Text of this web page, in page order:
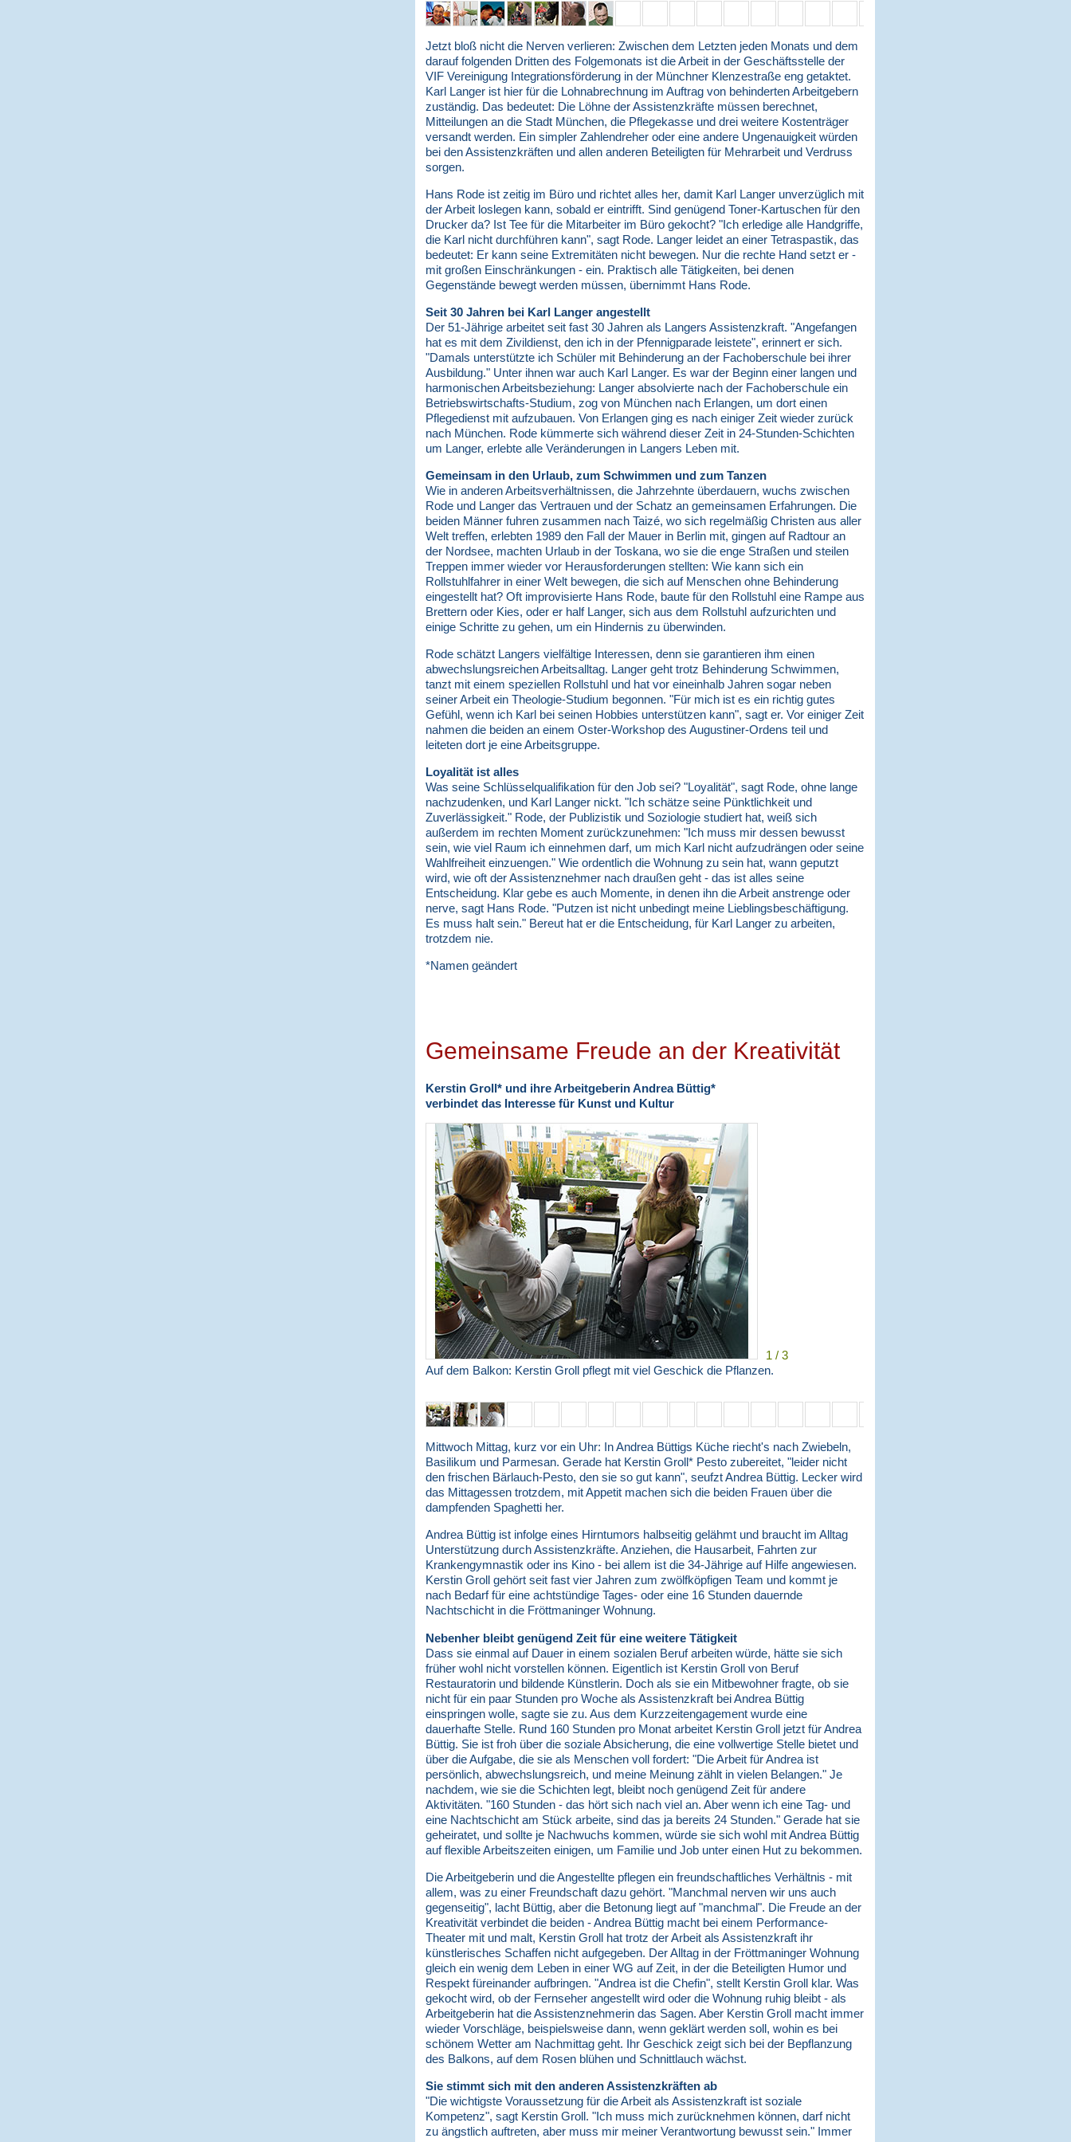
Jetzt bloß nicht die Nerven verlieren: Zwischen dem Letzten jeden Monats und dem
darauf folgenden Dritten des Folgemonats ist die Arbeit in der Geschäftsstelle der
VIF Vereinigung Integrationsförderung in der Münchner Klenzestraße eng getaktet.
Karl Langer ist hier für die Lohnabrechnung im Auftrag von behinderten Arbeitgebern
zuständig. Das bedeutet: Die Löhne der Assistenzkräfte müssen berechnet,
Mitteilungen an die Stadt München, die Pflegekasse und drei weitere Kostenträger
versandt werden. Ein simpler Zahlendreher oder eine andere Ungenauigkeit würden
bei den Assistenzkräften und allen anderen Beteiligten für Mehrarbeit und Verdruss
sorgen.
Hans Rode ist zeitig im Büro und richtet alles her, damit Karl Langer unverzüglich mit
der Arbeit loslegen kann, sobald er eintrifft. Sind genügend Toner-Kartuschen für den
Drucker da? Ist Tee für die Mitarbeiter im Büro gekocht? "Ich erledige alle Handgriffe,
die Karl nicht durchführen kann", sagt Rode. Langer leidet an einer Tetraspastik, das
bedeutet: Er kann seine Extremitäten nicht bewegen. Nur die rechte Hand setzt er -
mit großen Einschränkungen - ein. Praktisch alle Tätigkeiten, bei denen
Gegenstände bewegt werden müssen, übernimmt Hans Rode.
Seit 30 Jahren bei Karl Langer angestellt
Der 51-Jährige arbeitet seit fast 30 Jahren als Langers Assistenzkraft. "Angefangen
hat es mit dem Zivildienst, den ich in der Pfennigparade leistete", erinnert er sich.
"Damals unterstützte ich Schüler mit Behinderung an der Fachoberschule bei ihrer
Ausbildung." Unter ihnen war auch Karl Langer. Es war der Beginn einer langen und
harmonischen Arbeitsbeziehung: Langer absolvierte nach der Fachoberschule ein
Betriebswirtschafts-Studium, zog von München nach Erlangen, um dort einen
Pflegedienst mit aufzubauen. Von Erlangen ging es nach einiger Zeit wieder zurück
nach München. Rode kümmerte sich während dieser Zeit in 24-Stunden-Schichten
um Langer, erlebte alle Veränderungen in Langers Leben mit.
Gemeinsam in den Urlaub, zum Schwimmen und zum Tanzen
Wie in anderen Arbeitsverhältnissen, die Jahrzehnte überdauern, wuchs zwischen
Rode und Langer das Vertrauen und der Schatz an gemeinsamen Erfahrungen. Die
beiden Männer fuhren zusammen nach Taizé, wo sich regelmäßig Christen aus aller
Welt treffen, erlebten 1989 den Fall der Mauer in Berlin mit, gingen auf Radtour an
der Nordsee, machten Urlaub in der Toskana, wo sie die enge Straßen und steilen
Treppen immer wieder vor Herausforderungen stellten: Wie kann sich ein
Rollstuhlfahrer in einer Welt bewegen, die sich auf Menschen ohne Behinderung
eingestellt hat? Oft improvisierte Hans Rode, baute für den Rollstuhl eine Rampe aus
Brettern oder Kies, oder er half Langer, sich aus dem Rollstuhl aufzurichten und
einige Schritte zu gehen, um ein Hindernis zu überwinden.
Rode schätzt Langers vielfältige Interessen, denn sie garantieren ihm einen
abwechslungsreichen Arbeitsalltag. Langer geht trotz Behinderung Schwimmen,
tanzt mit einem speziellen Rollstuhl und hat vor eineinhalb Jahren sogar neben
seiner Arbeit ein Theologie-Studium begonnen. "Für mich ist es ein richtig gutes
Gefühl, wenn ich Karl bei seinen Hobbies unterstützen kann", sagt er. Vor einiger Zeit
nahmen die beiden an einem Oster-Workshop des Augustiner-Ordens teil und
leiteten dort je eine Arbeitsgruppe.
Loyalität ist alles
Was seine Schlüsselqualifikation für den Job sei? "Loyalität", sagt Rode, ohne lange
nachzudenken, und Karl Langer nickt. "Ich schätze seine Pünktlichkeit und
Zuverlässigkeit." Rode, der Publizistik und Soziologie studiert hat, weiß sich
außerdem im rechten Moment zurückzunehmen: "Ich muss mir dessen bewusst
sein, wie viel Raum ich einnehmen darf, um mich Karl nicht aufzudrängen oder seine
Wahlfreiheit einzuengen." Wie ordentlich die Wohnung zu sein hat, wann geputzt
wird, wie oft der Assistenznehmer nach draußen geht - das ist alles seine
Entscheidung. Klar gebe es auch Momente, in denen ihn die Arbeit anstrenge oder
nerve, sagt Hans Rode. "Putzen ist nicht unbedingt meine Lieblingsbeschäftigung.
Es muss halt sein." Bereut hat er die Entscheidung, für Karl Langer zu arbeiten,
trotzdem nie.
*Namen geändert
Gemeinsame Freude an der Kreativität
Kerstin Groll* und ihre Arbeitgeberin Andrea Büttig*
verbindet das Interesse für Kunst und Kultur
1 / 3
Auf dem Balkon: Kerstin Groll pflegt mit viel Geschick die Pflanzen.
Mittwoch Mittag, kurz vor ein Uhr: In Andrea Büttigs Küche riecht's nach Zwiebeln,
Basilikum und Parmesan. Gerade hat Kerstin Groll* Pesto zubereitet, "leider nicht
den frischen Bärlauch-Pesto, den sie so gut kann", seufzt Andrea Büttig. Lecker wird
das Mittagessen trotzdem, mit Appetit machen sich die beiden Frauen über die
dampfenden Spaghetti her.
Andrea Büttig ist infolge eines Hirntumors halbseitig gelähmt und braucht im Alltag
Unterstützung durch Assistenzkräfte. Anziehen, die Hausarbeit, Fahrten zur
Krankengymnastik oder ins Kino - bei allem ist die 34-Jährige auf Hilfe angewiesen.
Kerstin Groll gehört seit fast vier Jahren zum zwölfköpfigen Team und kommt je
nach Bedarf für eine achtstündige Tages- oder eine 16 Stunden dauernde
Nachtschicht in die Fröttmaninger Wohnung.
Nebenher bleibt genügend Zeit für eine weitere Tätigkeit
Dass sie einmal auf Dauer in einem sozialen Beruf arbeiten würde, hätte sie sich
früher wohl nicht vorstellen können. Eigentlich ist Kerstin Groll von Beruf
Restauratorin und bildende Künstlerin. Doch als sie ein Mitbewohner fragte, ob sie
nicht für ein paar Stunden pro Woche als Assistenzkraft bei Andrea Büttig
einspringen wolle, sagte sie zu. Aus dem Kurzzeitengagement wurde eine
dauerhafte Stelle. Rund 160 Stunden pro Monat arbeitet Kerstin Groll jetzt für Andrea
Büttig. Sie ist froh über die soziale Absicherung, die eine vollwertige Stelle bietet und
über die Aufgabe, die sie als Menschen voll fordert: "Die Arbeit für Andrea ist
persönlich, abwechslungsreich, und meine Meinung zählt in vielen Belangen." Je
nachdem, wie sie die Schichten legt, bleibt noch genügend Zeit für andere
Aktivitäten. "160 Stunden - das hört sich nach viel an. Aber wenn ich eine Tag- und
eine Nachtschicht am Stück arbeite, sind das ja bereits 24 Stunden." Gerade hat sie
geheiratet, und sollte je Nachwuchs kommen, würde sie sich wohl mit Andrea Büttig
auf flexible Arbeitszeiten einigen, um Familie und Job unter einen Hut zu bekommen.
Die Arbeitgeberin und die Angestellte pflegen ein freundschaftliches Verhältnis - mit
allem, was zu einer Freundschaft dazu gehört. "Manchmal nerven wir uns auch
gegenseitig", lacht Büttig, aber die Betonung liegt auf "manchmal". Die Freude an der
Kreativität verbindet die beiden - Andrea Büttig macht bei einem Performance-
Theater mit und malt, Kerstin Groll hat trotz der Arbeit als Assistenzkraft ihr
künstlerisches Schaffen nicht aufgegeben. Der Alltag in der Fröttmaninger Wohnung
gleich ein wenig dem Leben in einer WG auf Zeit, in der die Beteiligten Humor und
Respekt füreinander aufbringen. "Andrea ist die Chefin", stellt Kerstin Groll klar. Was
gekocht wird, ob der Fernseher angestellt wird oder die Wohnung ruhig bleibt - als
Arbeitgeberin hat die Assistenznehmerin das Sagen. Aber Kerstin Groll macht immer
wieder Vorschläge, beispielsweise dann, wenn geklärt werden soll, wohin es bei
schönem Wetter am Nachmittag geht. Ihr Geschick zeigt sich bei der Bepflanzung
des Balkons, auf dem Rosen blühen und Schnittlauch wächst.
Sie stimmt sich mit den anderen Assistenzkräften ab
"Die wichtigste Voraussetzung für die Arbeit als Assistenzkraft ist soziale
Kompetenz", sagt Kerstin Groll. "Ich muss mich zurücknehmen können, darf nicht
zu ängstlich auftreten, aber muss mir meiner Verantwortung bewusst sein." Immer